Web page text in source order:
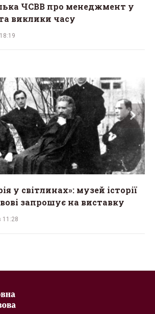
ЧСВВ про менеджмент у
виклики часу
історії
виставку
«Мученик з
відкривають